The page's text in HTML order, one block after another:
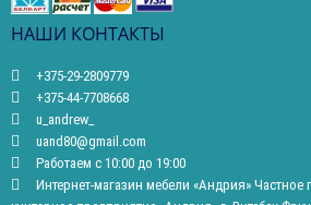
НАШИ КОНТАКТЫ
+375-29-2809779
+375-44-7708668
u_andrew_
uand80@gmail.com
Работаем с 10:00 до 19:00
Интернет-магазин мебели «Андрия»